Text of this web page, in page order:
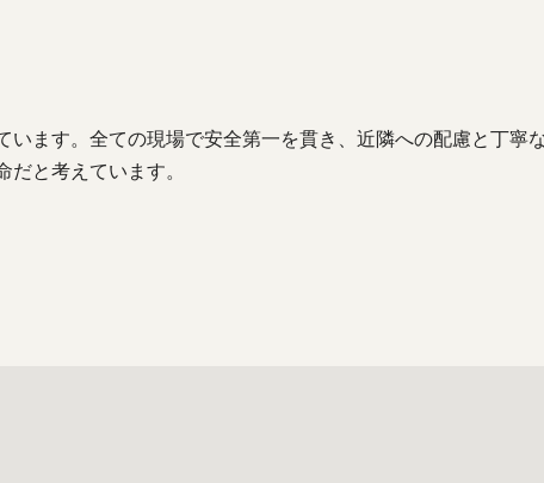
ます。全ての現場で安全第一を貫き、近隣への配慮と丁寧
と考えています。